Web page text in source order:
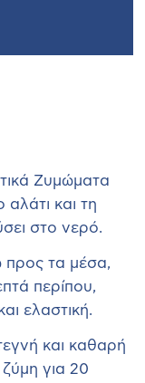
Ζυμώματα
αλάτι και τη
στο νερό.
προς τα μέσα,
περίπου,
ελαστική.
και καθαρή
για 20